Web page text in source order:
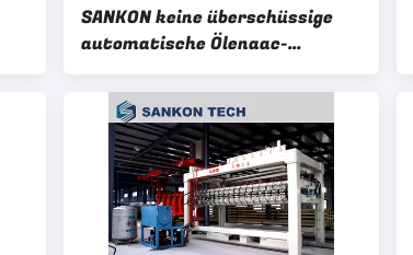
SANKON keine überschüssige
automatische Ölenaac-
Ziegelstein-Maschine